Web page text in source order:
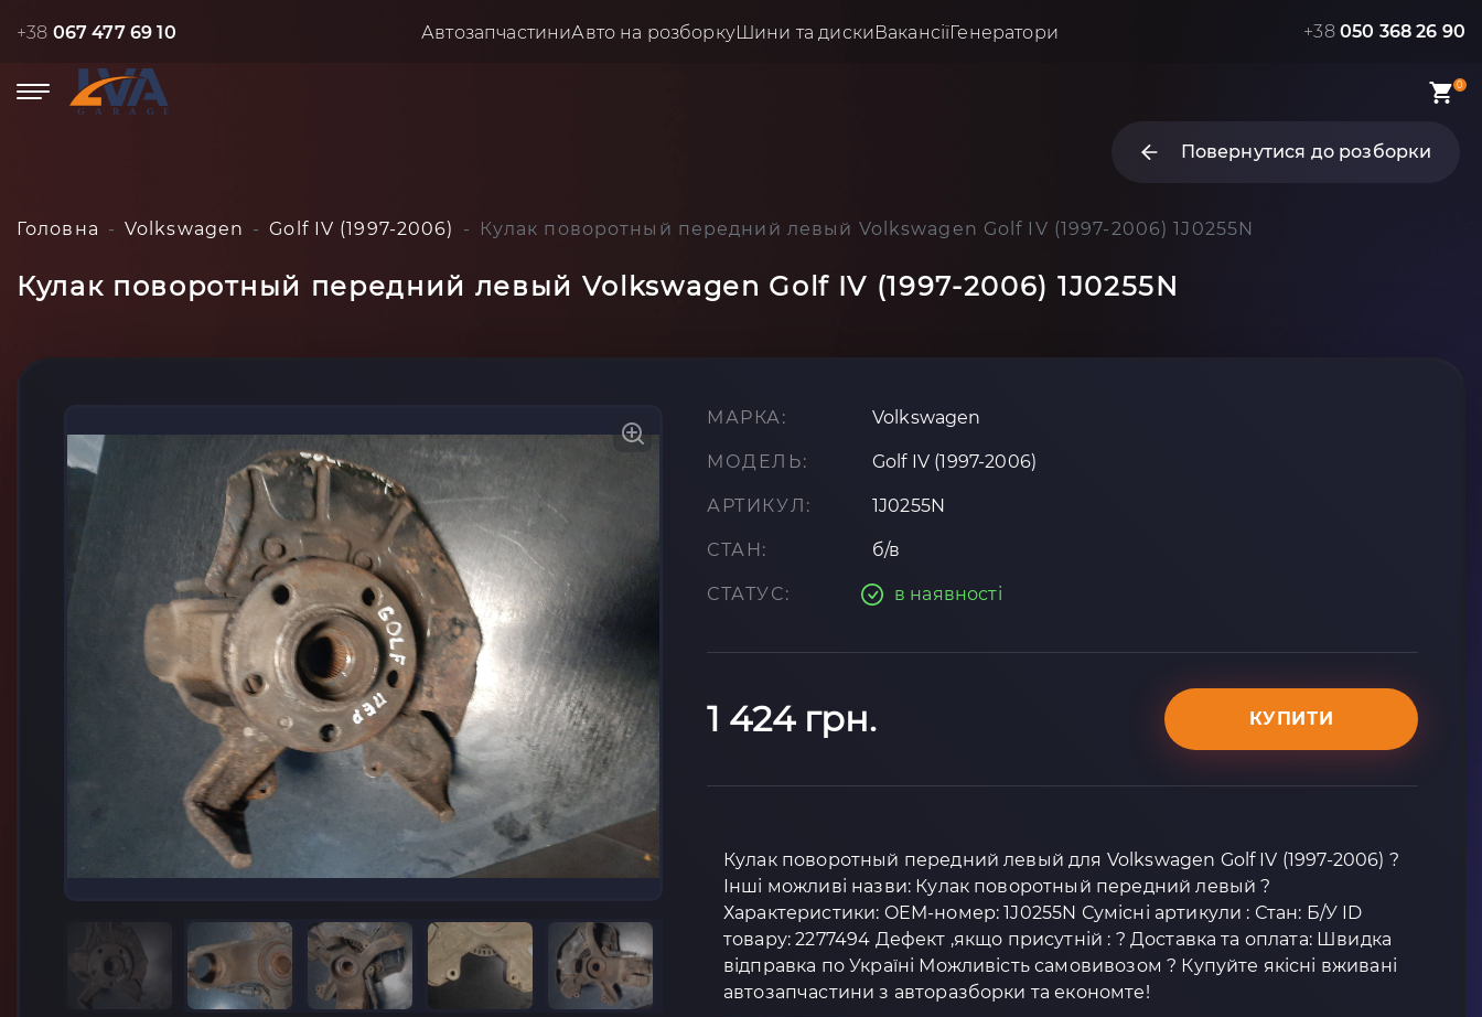
+38 067 477 69 10 АвтозапчастиниАвто на розборкуШини та дискиВакансіїГенератори +38 050 368 26 90
0
Повернутися до розборки
Головна Volkswagen Golf IV (1997-2006) Кулак поворотный передний левый Volkswagen Golf IV (1997-2006) 1J0255N
Кулак поворотный передний левый Volkswagen Golf IV (1997-2006) 1J0255N
МАРКА: Volkswagen
МОДЕЛЬ: Golf IV (1997-2006)
АРТИКУЛ: 1J0255N
СТАН: б/в
СТАТУС: в наявності
1 424 грн. КУПИТИ
Кулак поворотный передний левый для Volkswagen Golf IV (1997-2006) ?
Інші можливі назви: Кулак поворотный передний левый ?
Характеристики: OEM-номер: 1J0255N Сумісні артикули : Стан: Б/У ID
товару: 2277494 Дефект ,якщо присутній : ? Доставка та оплата: Швидка
відправка по Україні Можливість самовивозом ? Купуйте якісні вживані
автозапчастини з авторазборки та економте!